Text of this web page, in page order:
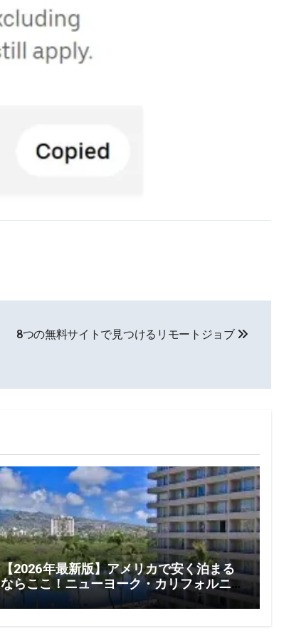
8つの無料サイトで見つけるリモートジョブ
【2026年最新版】アメリカで安く泊まる
ならここ！ニューヨーク・カリフォルニ
ア・ハワイのコスパ最強ホテル15選｜1泊
125ドルから